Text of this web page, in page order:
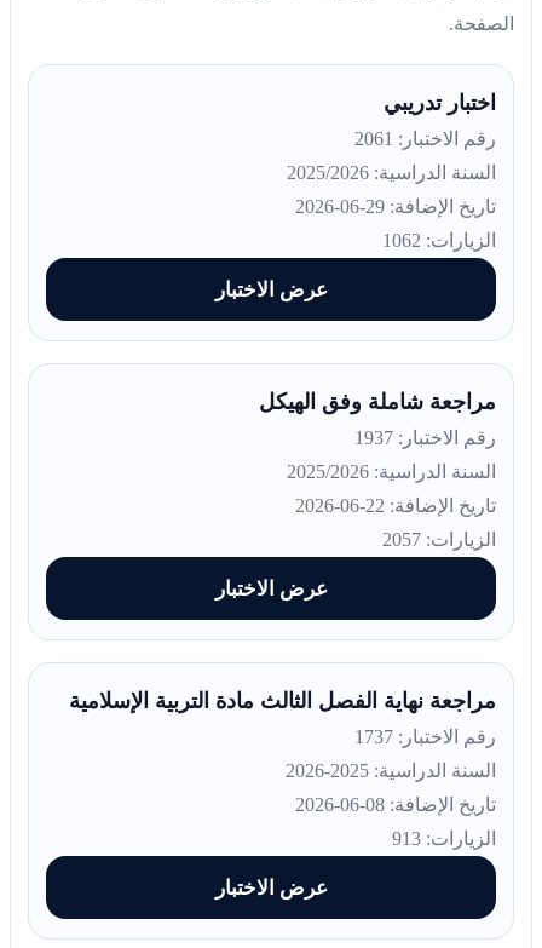
الصفحة.
اختبار تدريبي
رقم الاختبار: 2061
السنة الدراسية: 2025/2026
تاريخ الإضافة: 29-06-2026
الزيارات: 1062
عرض الاختبار
مراجعة شاملة وفق الهيكل
رقم الاختبار: 1937
السنة الدراسية: 2025/2026
تاريخ الإضافة: 22-06-2026
الزيارات: 2057
عرض الاختبار
مراجعة نهاية الفصل الثالث مادة التربية الإسلامية
رقم الاختبار: 1737
السنة الدراسية: 2025-2026
تاريخ الإضافة: 08-06-2026
الزيارات: 913
عرض الاختبار